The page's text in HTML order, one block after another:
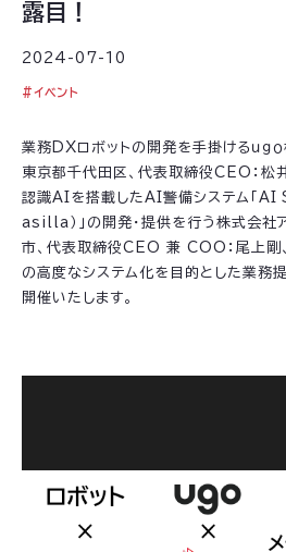
露目！
2024-07-10
#イベント
業務DXロボットの開発を手掛けるｕｇｏ
東京都千代田区、代表取締役CEO：松井
認識AIを搭載したAI警備システム「
asilla）」の開発・提供を行う株式会社
市、代表取締役CEO 兼 COO：尾上剛
の高度なシステム化を目的とした業務
開催いたします。